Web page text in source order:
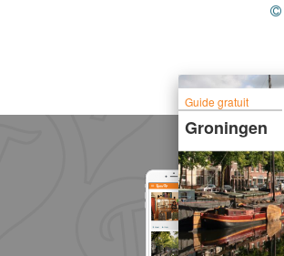
Guide gratuit
Groningen